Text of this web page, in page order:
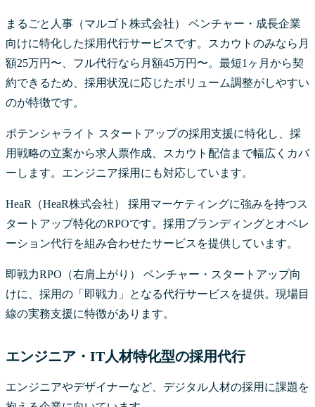
まるごと人事（マルゴト株式会社） ベンチャー・成長企業
向けに特化した採用代行サービスです。スカウトのみなら月
額25万円〜、フル代行なら月額45万円〜。最短1ヶ月から契
約できるため、採用状況に応じたボリューム調整がしやすい
のが特徴です。
ポテンシャライト スタートアップの採用支援に特化し、採
用戦略の立案から求人票作成、スカウト配信まで幅広くカバ
ーします。エンジニア採用にも対応しています。
HeaR（HeaR株式会社） 採用マーケティングに強みを持つス
タートアップ特化のRPOです。採用ブランディングとオペレ
ーション代行を組み合わせたサービスを提供しています。
即戦力RPO（右肩上がり） ベンチャー・スタートアップ向
けに、採用の「即戦力」となる代行サービスを提供。現場目
線の実務支援に特徴があります。
エンジニア・IT人材特化型の採用代行
エンジニアやデザイナーなど、デジタル人材の採用に課題を